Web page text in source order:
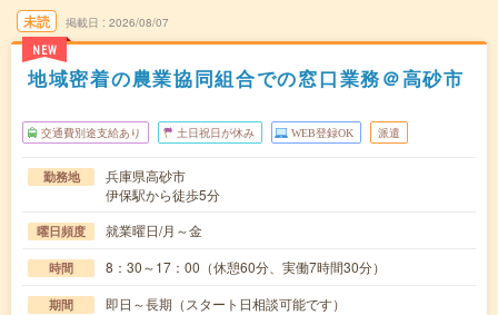
未読
NEW
掲載日 2026/08/07
地域密着の農業協同組合での窓口業務＠高砂市
交通費別途支給あり 土日祝日が休み WEB登録OK 派遣
勤務地
兵庫県高砂市
伊保駅から徒歩5分
曜日頻度 就業曜日/月～金
時間 8：30～17：00（休憩60分、実働7時間30分）
期間 即日～長期（スタート日相談可能です）